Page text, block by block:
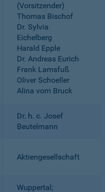
(Vorsitzender)
Thomas Bischof
Dr. Sylvia
Eichelberg
Harald Epple
Dr. Andreas Eurich
Frank Lamsfuß
Oliver Schoeller
Alina vom Bruck
Dr. h. c. Josef
Beutelmann
Aktiengesellschaft
Wuppertal;